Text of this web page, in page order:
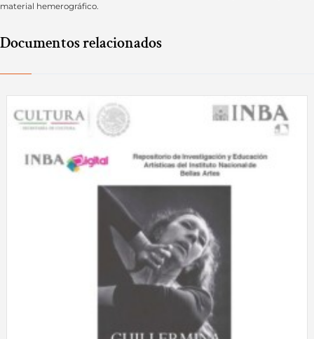
material hemerográfico.
Documentos relacionados